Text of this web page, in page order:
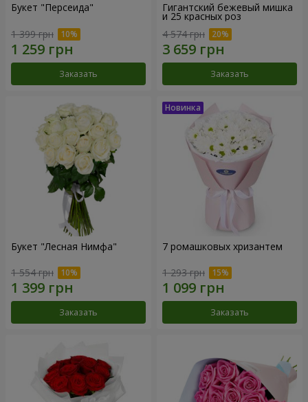
Букет "Персеида"
1 399 грн
Заказать
Гигантский бежевый мишка
и 25 красных роз
4 574 грн
Заказать
Букет "Лесная Нимфа"
1 554 грн
Заказать
7 ромашковых хризантем
1 293 грн
Заказать